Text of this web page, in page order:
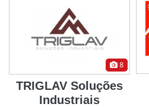
8
TRIGLAV Soluções
Industriais